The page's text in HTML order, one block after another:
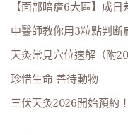
【面部暗瘡6大區】成
中醫師教你用3粒點判断
天灸常見穴位速解（附
珍惜生命 善待動物
三伏天灸2026開始預約